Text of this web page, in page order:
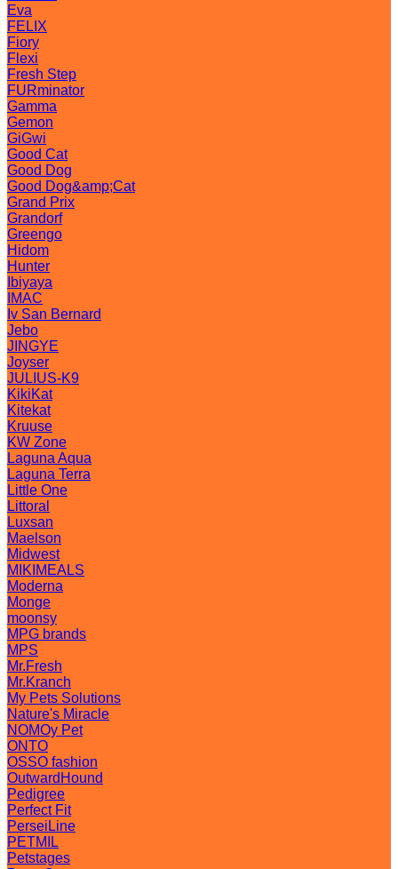
Eva
FELIX
Fiory
Flexi
Fresh Step
FURminator
Gamma
Gemon
GiGwi
Good Cat
Good Dog
Good Dog&amp;Cat
Grand Prix
Grandorf
Greengo
Hidom
Hunter
Ibiyaya
IMAC
Iv San Bernard
Jebo
JINGYE
Joyser
JULIUS-K9
KikiKat
Kitekat
Kruuse
KW Zone
Laguna Aqua
Laguna Terra
Little One
Littoral
Luxsan
Maelson
Midwest
MIKIMEALS
Moderna
Monge
moonsy
MPG brands
MPS
Mr.Fresh
Mr.Kranch
My Pets Solutions
Nature's Miracle
NOMOy Pet
ONTO
OSSO fashion
OutwardHound
Pedigree
Perfect Fit
PerseiLine
PETMIL
Petstages